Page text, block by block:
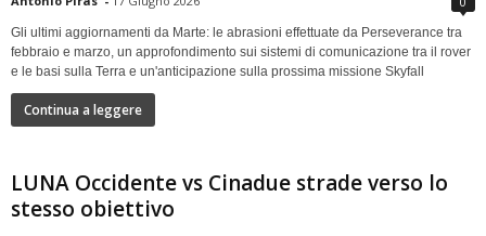
Gli ultimi aggiornamenti da Marte: le abrasioni effettuate da Perseverance tra
febbraio e marzo, un approfondimento sui sistemi di comunicazione tra il rover
e le basi sulla Terra e un'anticipazione sulla prossima missione Skyfall
Continua a leggere
LUNA Occidente vs Cinadue strade verso lo
stesso obiettivo